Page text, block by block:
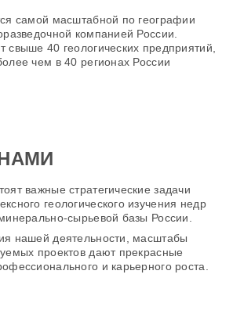
самой масштабной по географии
компанией России.
свыше 40 геологических предприятий,
чем в 40 регионах России
важные стратегические задачи
геологического изучения недр
сырьевой базы России.
нашей деятельности, масштабы
проектов дают прекрасные
и карьерного роста.